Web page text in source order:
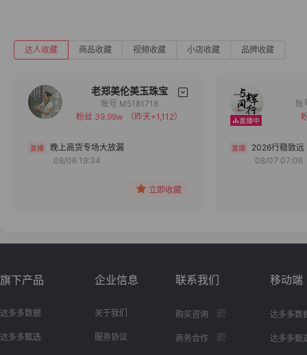
达人收藏 商品收藏 视频收藏 小店收藏 品牌收藏
老郑美伦美玉珠宝
备注
分组
账号 M5181718
粉丝 39.99w
（昨天+1,112）
晚上高货专场大放漏
08/06 19:34
立即收藏
2026行稳致远
08/07 07:06
旗下产品
达多多数据
达多多甄选
企业信息
关于我们
服务协议
联系我们
购买咨询
商务合作
移动端
达多多数
达多多甄